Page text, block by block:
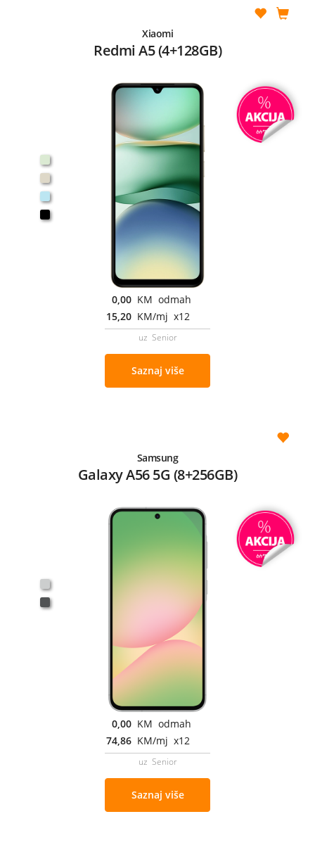
Xiaomi
Redmi A5 (4+128GB)
0,00 KM odmah
15,20 KM/mj x12
uz Senior
Saznaj više
Samsung
Galaxy A56 5G (8+256GB)
0,00 KM odmah
74,86 KM/mj x12
uz Senior
Saznaj više